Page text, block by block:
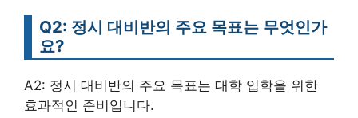
Q2: 정시 대비반의 주요 목표는 무엇인가
요?
A2: 정시 대비반의 주요 목표는 대학 입학을 위한
효과적인 준비입니다.